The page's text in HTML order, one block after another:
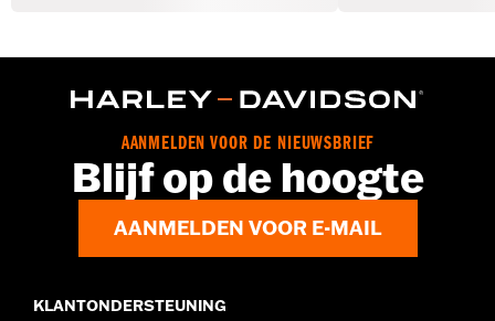
AANMELDEN VOOR DE NIEUWSBRIEF
Blijf op de hoogte
AANMELDEN VOOR E-MAIL
KLANTONDERSTEUNING